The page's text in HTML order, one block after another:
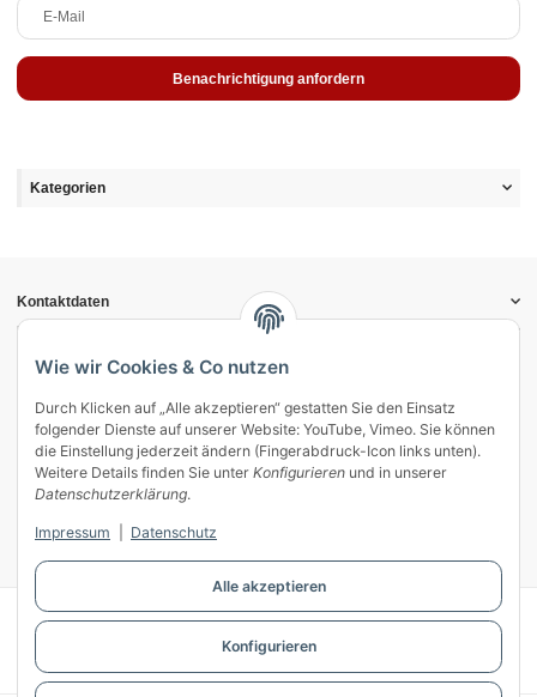
Alle akzeptieren
Konfigurieren
Wie wir Cookies & Co nutzen
Durch Klicken auf „Alle akzeptieren“ gestatten Sie den Einsatz
folgender Dienste auf unserer Website: YouTube, Vimeo. Sie können
die Einstellung jederzeit ändern (Fingerabdruck-Icon links unten).
Weitere Details finden Sie unter Konfigurieren und in unserer
Datenschutzerklärung.
Impressum Datenschutz
E-Mail
Benachrichtigung anfordern
Kategorien
Kontaktdaten
Informationen
Gesetzliche Informationen
Vertrag widerrufen
Zahlung & Versand
Mein Kundenkonto
Streitschlichtung
Unsere Herstellermarken
Powered byJTL-Shop